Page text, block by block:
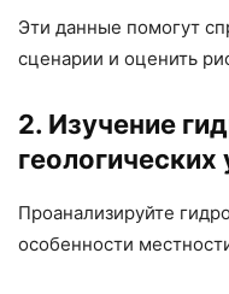
Эти данные помогут
сценарии и оценить
2. Изучение
геологических
Проанализируйте
особенности